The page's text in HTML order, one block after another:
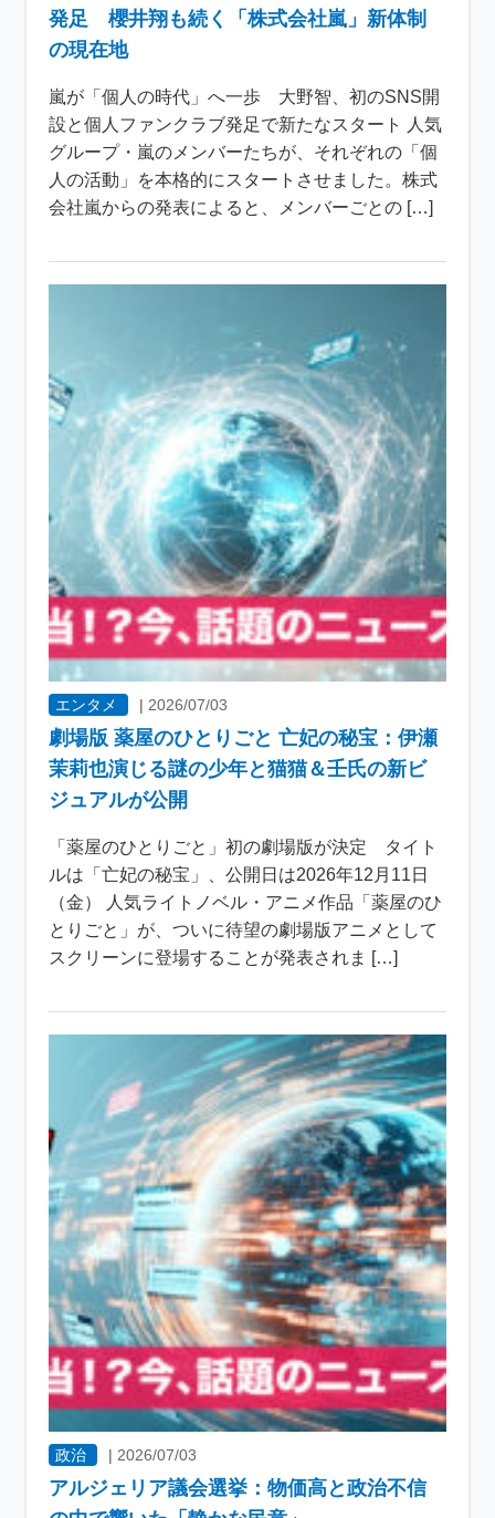
発足 櫻井翔も続く「株式会社嵐」新体制
の現在地
嵐が「個人の時代」へ一歩 大野智、初のSNS開
設と個人ファンクラブ発足で新たなスタート 人気
グループ・嵐のメンバーたちが、それぞれの「個
人の活動」を本格的にスタートさせました。株式
会社嵐からの発表によると、メンバーごとの […]
エンタメ | 2026/07/03
劇場版 薬屋のひとりごと 亡妃の秘宝：伊瀬
茉莉也演じる謎の少年と猫猫＆壬氏の新ビ
ジュアルが公開
「薬屋のひとりごと」初の劇場版が決定 タイト
ルは「亡妃の秘宝」、公開日は2026年12月11日
（金） 人気ライトノベル・アニメ作品「薬屋のひ
とりごと」が、ついに待望の劇場版アニメとして
スクリーンに登場することが発表されま […]
政治 |2026/07/03
アルジェリア議会選挙：物価高と政治不信